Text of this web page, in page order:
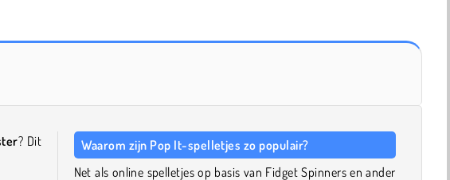
? Dit
Waarom zijn Pop It-spelletjes zo populair?
Net als online spelletjes op basis van Fidget Spinners en ander